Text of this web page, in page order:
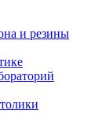
и резины